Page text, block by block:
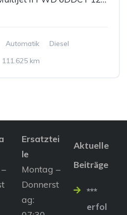
Automatik
Diesel
111.625 km
Ersatztei
le
Montag –
Donnerst
ag:
Aktuelle
Beiträge
***
erfol